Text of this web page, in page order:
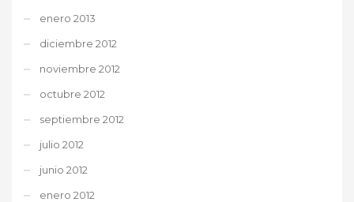
enero 2013
diciembre 2012
noviembre 2012
octubre 2012
septiembre 2012
julio 2012
junio 2012
enero 2012